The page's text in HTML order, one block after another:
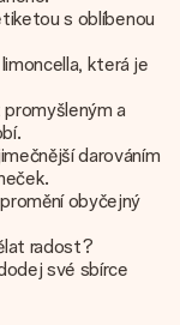
s oblíbenou
která je
a
darováním
obyčejný
radost?
své sbírce